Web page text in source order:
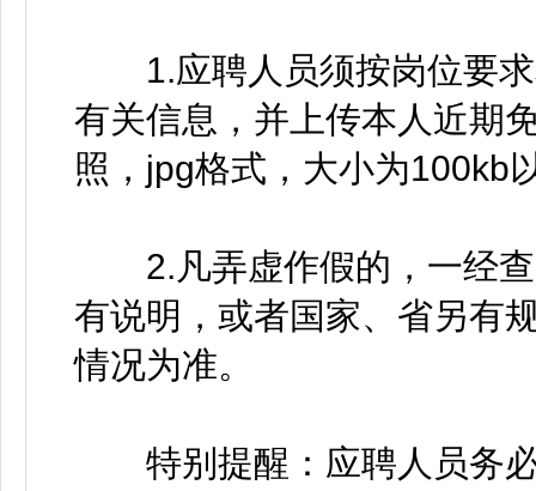
1.应聘人员须按岗位要求
有关信息，并上传本人近期
照，jpg格式，大小为100kb
2.凡弄虚作假的，一经查
有说明，或者国家、省另有
情况为准。
特别提醒：应聘人员务必